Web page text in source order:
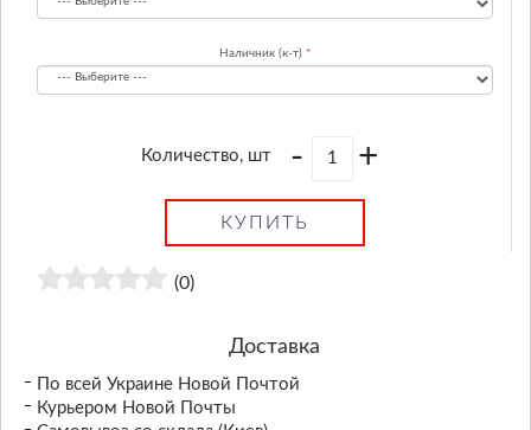
Наличник (к-т)
Количество, шт - +
КУПИТЬ
(0)
Доставка
По всей Украине Новой Почтой
Курьером Новой Почты